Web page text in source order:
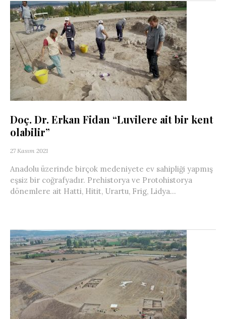
Doç. Dr. Erkan Fidan “Luvilere ait bir kent
olabilir”
27 Kasım 2021
Anadolu üzerinde birçok medeniyete ev sahipliği yapmış
eşsiz bir coğrafyadır. Prehistorya ve Protohistorya
dönemlere ait Hatti, Hitit, Urartu, Frig, Lidya...